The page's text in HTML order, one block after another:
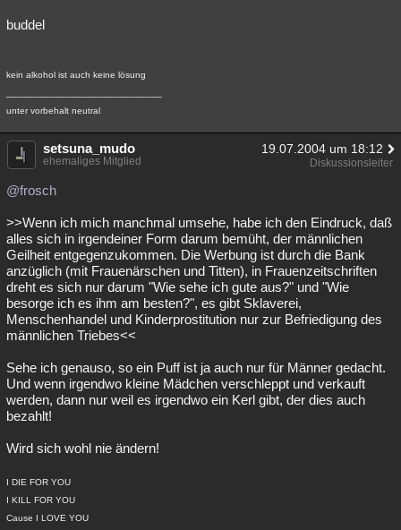
buddel
kein alkohol ist auch keine lösung
unter vorbehalt neutral
setsuna_mudo 19.07.2004 um 18:12
ehemaliges Mitglied Diskussionsleiter
@frosch
>>Wenn ich mich manchmal umsehe, habe ich den Eindruck, daß
alles sich in irgendeiner Form darum bemüht, der männlichen
Geilheit entgegenzukommen. Die Werbung ist durch die Bank
anzüglich (mit Frauenärschen und Titten), in Frauenzeitschriften
dreht es sich nur darum "Wie sehe ich gute aus?" und "Wie
besorge ich es ihm am besten?", es gibt Sklaverei,
Menschenhandel und Kinderprostitution nur zur Befriedigung des
männlichen Triebes<<
Sehe ich genauso, so ein Puff ist ja auch nur für Männer gedacht.
Und wenn irgendwo kleine Mädchen verschleppt und verkauft
werden, dann nur weil es irgendwo ein Kerl gibt, der dies auch
bezahlt!
Wird sich wohl nie ändern!
I DIE FOR YOU
I KILL FOR YOU
Cause I LOVE YOU